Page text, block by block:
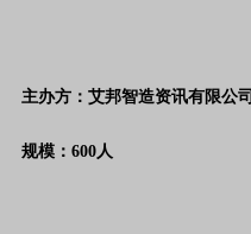
主办方：艾邦智造资讯有限公司
规模：600人